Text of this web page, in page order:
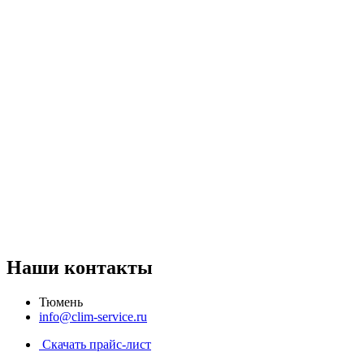
Наши контакты
Тюмень
info@clim-service.ru
Скачать прайс-лист